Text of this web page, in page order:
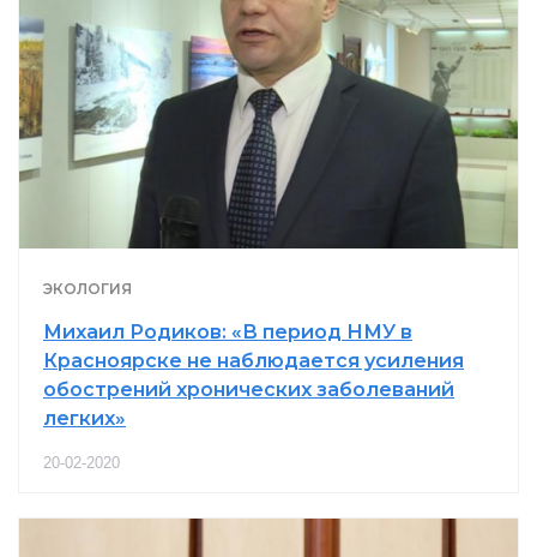
ЭКОЛОГИЯ
Михаил Родиков: «В период НМУ в
Красноярске не наблюдается усиления
обострений хронических заболеваний
легких»
20-02-2020